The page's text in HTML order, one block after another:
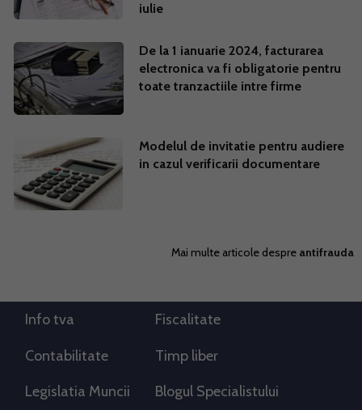
iulie
De la 1 ianuarie 2024, facturarea
electronica va fi obligatorie pentru
toate tranzactiile intre firme
Modelul de invitatie pentru audiere
in cazul verificarii documentare
Mai multe articole despre antifrauda
Info tva Fiscalitate
Contabilitate Timp liber
Legislatia Muncii Blogul Specialistului